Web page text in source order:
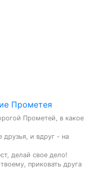
Прометея
Прометей, в какое
и вдруг - на
делай свое дело!
приковать друга